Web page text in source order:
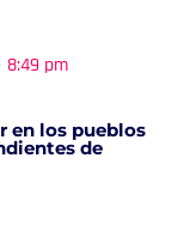
8:49 pm
en los pueblos
de